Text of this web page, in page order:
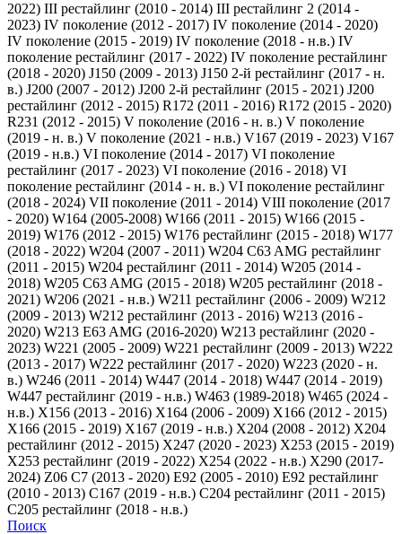
2022) III рестайлинг (2010 - 2014) III рестайлинг 2 (2014 -
2023) IV поколение (2012 - 2017) IV поколение (2014 - 2020)
IV поколение (2015 - 2019) IV поколение (2018 - н.в.) IV
поколение рестайлинг (2017 - 2022) IV поколение рестайлинг
(2018 - 2020) J150 (2009 - 2013) J150 2-й рестайлинг (2017 - н.
в.) J200 (2007 - 2012) J200 2-й рестайлинг (2015 - 2021) J200
рестайлинг (2012 - 2015) R172 (2011 - 2016) R172 (2015 - 2020)
R231 (2012 - 2015) V поколение (2016 - н. в.) V поколение
(2019 - н. в.) V поколение (2021 - н.в.) V167 (2019 - 2023) V167
(2019 - н.в.) VI поколение (2014 - 2017) VI поколение
рестайлинг (2017 - 2023) VI поколение (2016 - 2018) VI
поколение рестайлинг (2014 - н. в.) VI поколение рестайлинг
(2018 - 2024) VII поколение (2011 - 2014) VIII поколение (2017
- 2020) W164 (2005-2008) W166 (2011 - 2015) W166 (2015 -
2019) W176 (2012 - 2015) W176 рестайлинг (2015 - 2018) W177
(2018 - 2022) W204 (2007 - 2011) W204 C63 AMG рестайлинг
(2011 - 2015) W204 рестайлинг (2011 - 2014) W205 (2014 -
2018) W205 C63 AMG (2015 - 2018) W205 рестайлинг (2018 -
2021) W206 (2021 - н.в.) W211 рестайлинг (2006 - 2009) W212
(2009 - 2013) W212 рестайлинг (2013 - 2016) W213 (2016 -
2020) W213 E63 AMG (2016-2020) W213 рестайлинг (2020 -
2023) W221 (2005 - 2009) W221 рестайлинг (2009 - 2013) W222
(2013 - 2017) W222 рестайлинг (2017 - 2020) W223 (2020 - н.
в.) W246 (2011 - 2014) W447 (2014 - 2018) W447 (2014 - 2019)
W447 рестайлинг (2019 - н.в.) W463 (1989-2018) W465 (2024 -
н.в.) X156 (2013 - 2016) X164 (2006 - 2009) X166 (2012 - 2015)
X166 (2015 - 2019) X167 (2019 - н.в.) X204 (2008 - 2012) X204
рестайлинг (2012 - 2015) X247 (2020 - 2023) X253 (2015 - 2019)
X253 рестайлинг (2019 - 2022) X254 (2022 - н.в.) X290 (2017-
2024) Z06 C7 (2013 - 2020) Е92 (2005 - 2010) Е92 рестайлинг
(2010 - 2013) С167 (2019 - н.в.) С204 рестайлинг (2011 - 2015)
С205 рестайлинг (2018 - н.в.)
Поиск